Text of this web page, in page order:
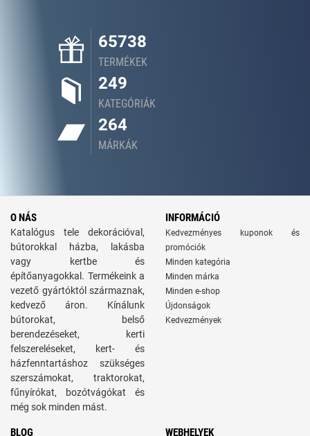
65738
TERMÉKEK
249
KATEGÓRIÁK
264
MÁRKÁK
O NÁS
Katalógus tele dekorációval,
bútorokkal házba, lakásba
vagy kertbe és
építőanyagokkal. Termékeink a
vezető gyártóktól származnak,
kedvező áron. Kínálunk
bútorokat, belső
berendezéseket, kerti
felszereléseket, kert- és
házfenntartáshoz szükséges
szerszámokat, traktorokat,
fűnyírókat, bozótvágókat és
még sok minden mást.
INFORMÁCIÓ
Kedvezményes kuponok és
promóciók
Minden kategória
Minden márka
Minden e-shop
Újdonságok
Kedvezmények
BLOG WEBHELYEK